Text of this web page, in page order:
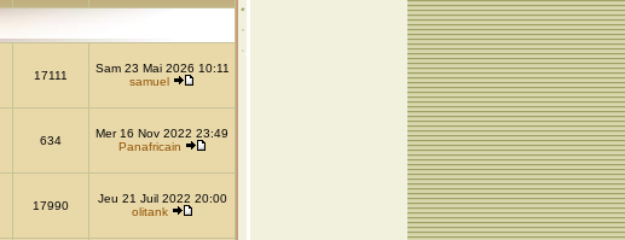
17111
Sam 23 Mai 2026 10:11
samuel
634
Mer 16 Nov 2022 23:49
Panafricain
17990
Jeu 21 Juil 2022 20:00
olitank